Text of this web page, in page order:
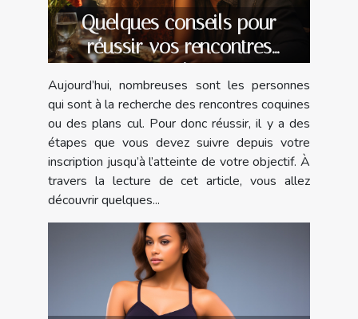
Quelques conseils pour
réussir vos rencontres
coquines
Aujourd’hui, nombreuses sont les personnes
qui sont à la recherche des rencontres coquines
ou des plans cul. Pour donc réussir, il y a des
étapes que vous devez suivre depuis votre
inscription jusqu’à l’atteinte de votre objectif. À
travers la lecture de cet article, vous allez
découvrir quelques...